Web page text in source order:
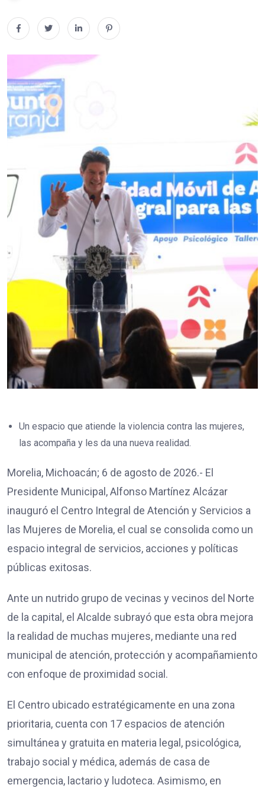
Un espacio que atiende la violencia contra las mujeres,
las acompaña y les da una nueva realidad.
Morelia, Michoacán; 6 de agosto de 2026.- El
Presidente Municipal, Alfonso Martínez Alcázar
inauguró el Centro Integral de Atención y Servicios a
las Mujeres de Morelia, el cual se consolida como un
espacio integral de servicios, acciones y políticas
públicas exitosas.
Ante un nutrido grupo de vecinas y vecinos del Norte
de la capital, el Alcalde subrayó que esta obra mejora
la realidad de muchas mujeres, mediante una red
municipal de atención, protección y acompañamiento
con enfoque de proximidad social.
El Centro ubicado estratégicamente en una zona
prioritaria, cuenta con 17 espacios de atención
simultánea y gratuita en materia legal, psicológica,
trabajo social y médica, además de casa de
emergencia, lactario y ludoteca. Asimismo, en